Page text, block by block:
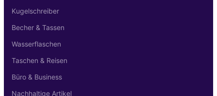
Kugelschreiber
Becher & Tassen
Wasserflaschen
Taschen & Reisen
Büro & Business
Nachhaltige Artikel